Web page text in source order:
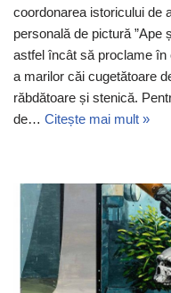
coordonarea istoricului de
personală de pictură
astfel încât să proclame în
a marilor căi cugetătoare
răbdătoare și stenică.
de… Citește mai mult »